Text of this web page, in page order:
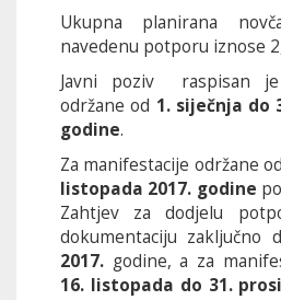
Ukupna planirana
navedenu potporu iznose
Javni poziv raspisan je
održane od 1. siječnja do
godine.
Za manifestacije održane od
listopada 2017. godine
Zahtjev za dodjelu
dokumentaciju zaključno
2017. godine, a za
16. listopada do 31.